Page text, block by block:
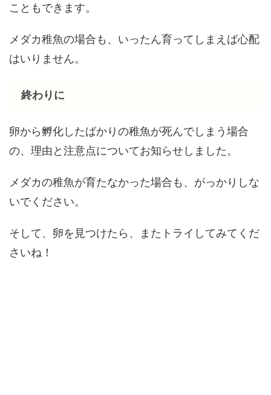
こともできます。
メダカ稚魚の場合も、いったん育ってしまえば心配
はいりません。
終わりに
卵から孵化したばかりの稚魚が死んでしまう場合
の、理由と注意点についてお知らせしました。
メダカの稚魚が育たなかった場合も、がっかりしな
いでください。
そして、卵を見つけたら、またトライしてみてくだ
さいね！